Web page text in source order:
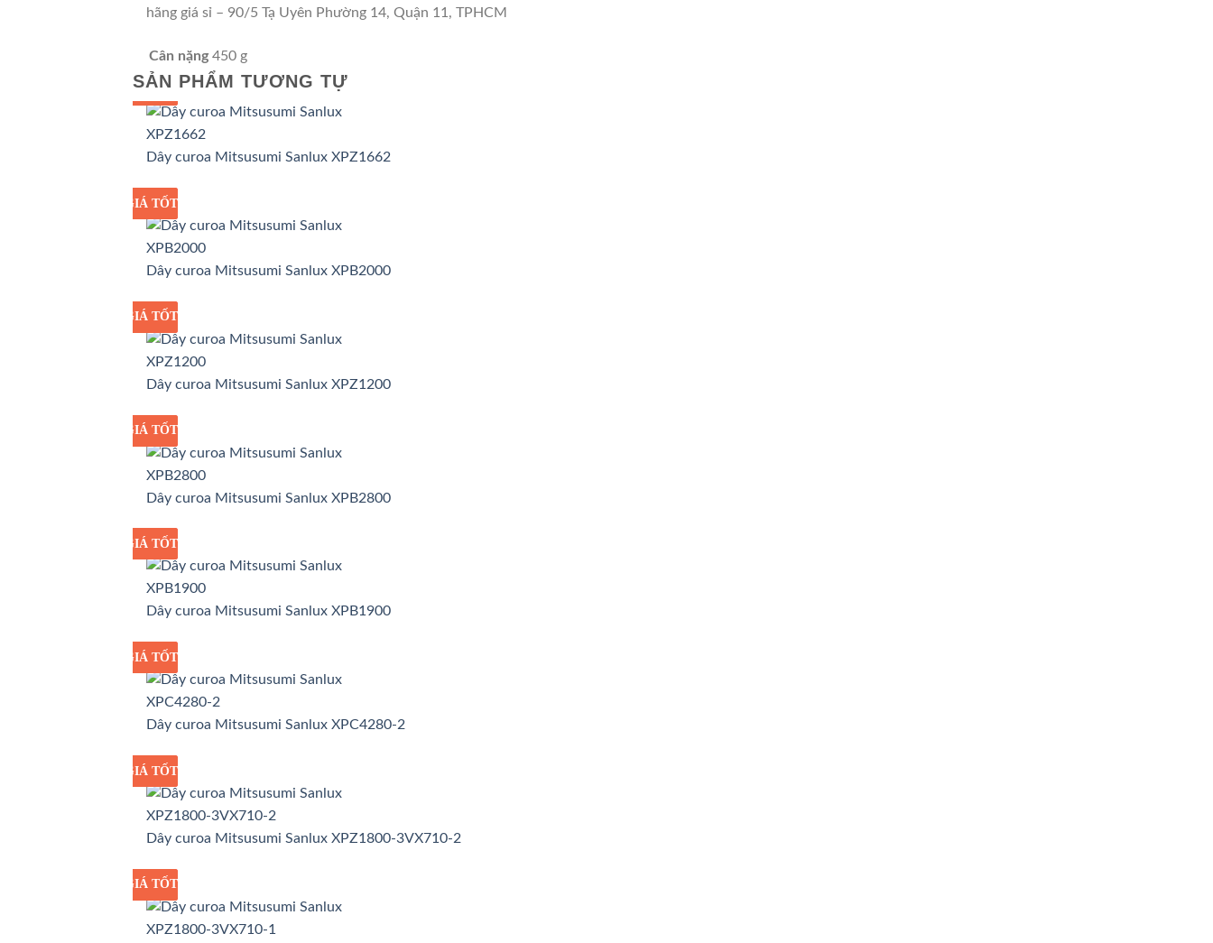
hãng giá sỉ – 90/5 Tạ Uyên Phường 14, Quận 11, TPHCM
Cân nặng 450 g
SẢN PHẨM TƯƠNG TỰ
GIÁ SỈ
GIÁ TỐT
Dây curoa Mitsusumi Sanlux XPZ1662
GIÁ SỈ
GIÁ TỐT
Dây curoa Mitsusumi Sanlux XPB2000
GIÁ SỈ
GIÁ TỐT
Dây curoa Mitsusumi Sanlux XPZ1200
GIÁ SỈ
GIÁ TỐT
Dây curoa Mitsusumi Sanlux XPB2800
GIÁ SỈ
GIÁ TỐT
Dây curoa Mitsusumi Sanlux XPB1900
GIÁ SỈ
GIÁ TỐT
Dây curoa Mitsusumi Sanlux XPC4280-2
GIÁ SỈ
GIÁ TỐT
Dây curoa Mitsusumi Sanlux XPZ1800-3VX710-2
GIÁ SỈ
GIÁ TỐT